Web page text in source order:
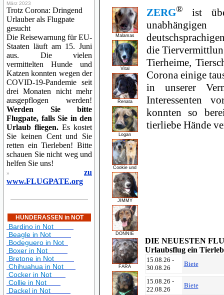
März 2023
Trotz Corona: Dringend
Urlauber als Flugpate
gesucht
Die Reisewarnung für EU-
Staaten läuft am 15. Juni
aus. Die vielen
vermittelten Hunde und
Katzen konnten wegen der
COVID-19-Pandemie seit
drei Monaten nicht mehr
ausgepflogen werden!
Werden Sie bitte
Flugpate, falls Sie in den
Urlaub fliegen. Es kostet
Sie keinen Cent und Sie
retten ein Tierleben! Bitte
schauen Sie nicht weg und
helfen Sie uns!
»
zu
www.FLUGPATE.org
HUNDERASSEN in NOT
Bardino in Not
Beagle in Not
Bodeguero in Not
Boxer in Not
Bretone in Not
Chihuahua in Not
Cocker in Not
Collie in Not
Dackel in Not
Malamas
Vital
Renata
Logan
Cookie und
JIMMY
DONNIE
FARA
ZERG®
ist
die
Tierheime,
Corona einige
in unserer
Interessenten
konnten so
tierliebe Hände
DIE NEUESTEN
Urlaubsflug ein
15.08.26 -
30.08.26
Biete
15.08.26 -
22.08.26
Biete